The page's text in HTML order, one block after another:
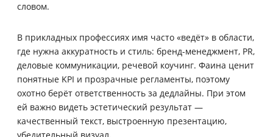
словом.
В прикладных профессиях имя часто «ведёт» в области,
где нужна аккуратность и стиль: бренд-менеджмент, PR,
деловые коммуникации, речевой коучинг. Фаина ценит
понятные KPI и прозрачные регламенты, поэтому
охотно берёт ответственность за дедлайны. При этом
ей важно видеть эстетический результат —
качественный текст, выстроенную презентацию,